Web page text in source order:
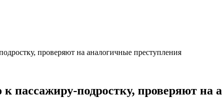
проверяют на аналогичные преступления
к пассажиру-подростку, проверяют на